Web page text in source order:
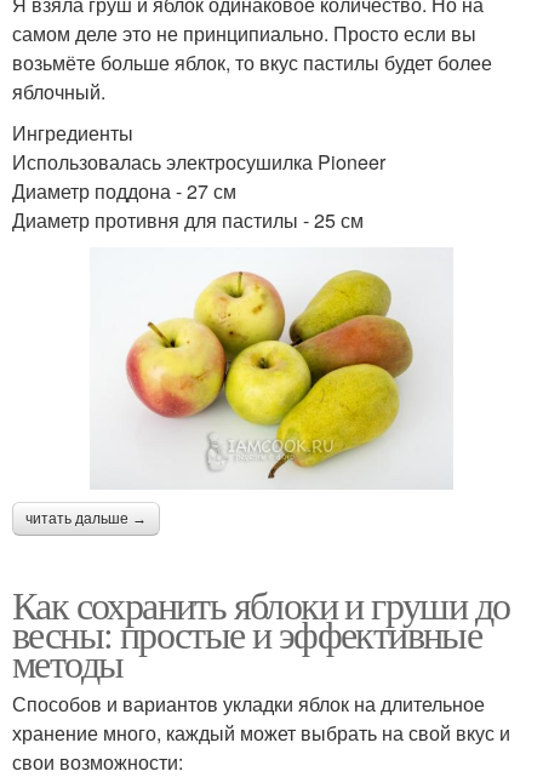
самом деле это не принципиально. Просто если вы
возьмёте больше яблок, то вкус пастилы будет более
яблочный.
Ингредиенты
Использовалась электросушилка Pioneer
Диаметр поддона - 27 см
Диаметр противня для пастилы - 25 см
читать дальше →
Как сохранить яблоки и груши до
весны: простые и эффективные
методы
Способов и вариантов укладки яблок на длительное
хранение много, каждый может выбрать на свой вкус и
свои возможности: